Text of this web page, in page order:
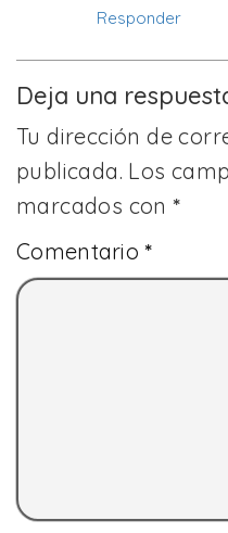
Responder
Deja una
Tu dirección de
publicada. Los
marcados con*
Comentario*